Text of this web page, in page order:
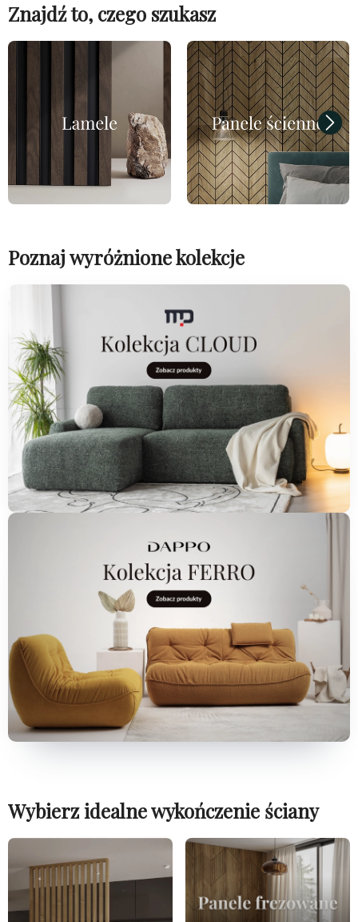
Znajdź to, czego szukasz
Poznaj wyróżnione kolekcje
Wybierz idealne wykończenie ściany